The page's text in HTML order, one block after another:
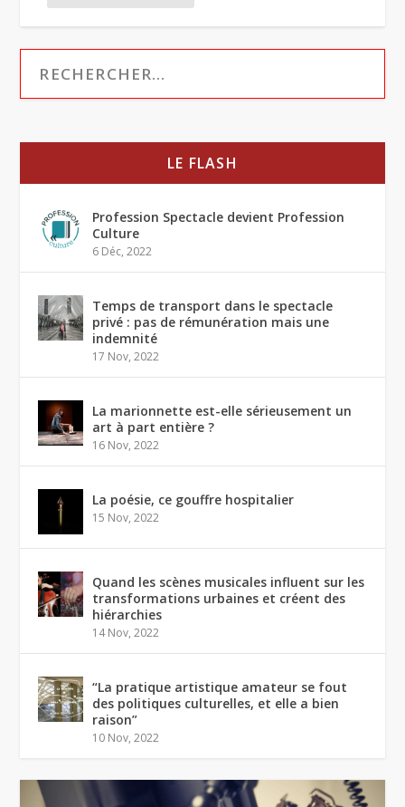
LE FLASH
Profession Spectacle devient Profession
Culture
6 Déc, 2022
Temps de transport dans le spectacle
privé : pas de rémunération mais une
indemnité
17 Nov, 2022
La marionnette est-elle sérieusement un
art à part entière ?
16 Nov, 2022
La poésie, ce gouffre hospitalier
15 Nov, 2022
Quand les scènes musicales influent sur les
transformations urbaines et créent des
hiérarchies
14 Nov, 2022
“La pratique artistique amateur se fout
des politiques culturelles, et elle a bien
raison”
10 Nov, 2022